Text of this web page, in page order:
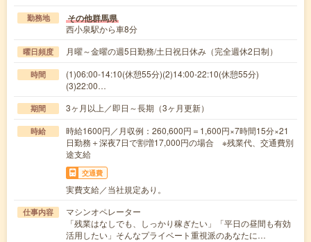
勤務地 その他群馬県
西小泉駅から車8分
曜日頻度 月曜～金曜の週5日勤務/土日祝日休み（完全週休2日制）
時間
(1)06:00-14:10(休憩55分)(2)14:00-22:10(休憩55分)
(3)22:00…
期間 3ヶ月以上／即日～長期（3ヶ月更新）
時給
時給1600円／月収例：260,600円＝1,600円×7時間15分×21
日勤務＋深夜7日で割増17,000円の場合 ※残業代、交通費別
途支給
交通費
実費支給／当社規定あり。
仕事内容
マシンオペレーター
「残業はなしでも、しっかり稼ぎたい」「平日の昼間も有効
活用したい」そんなプライベート重視派のあなたに…